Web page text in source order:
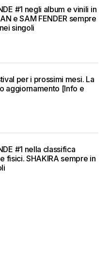
#1 negli album e vinili in
e SAM FENDER sempre
singoli
per i prossimi mesi. La
aggiornamento [Info e
#1 nella classifica
fisici. SHAKIRA sempre in